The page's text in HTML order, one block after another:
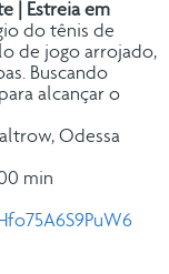
| Estreia em
do tênis de
de jogo arrojado,
Buscando
alcançar o
Odessa
min